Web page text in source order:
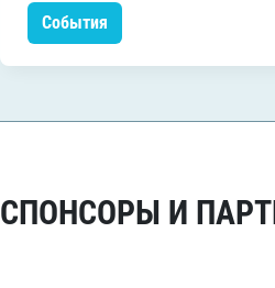
События
СПОНСОРЫ И